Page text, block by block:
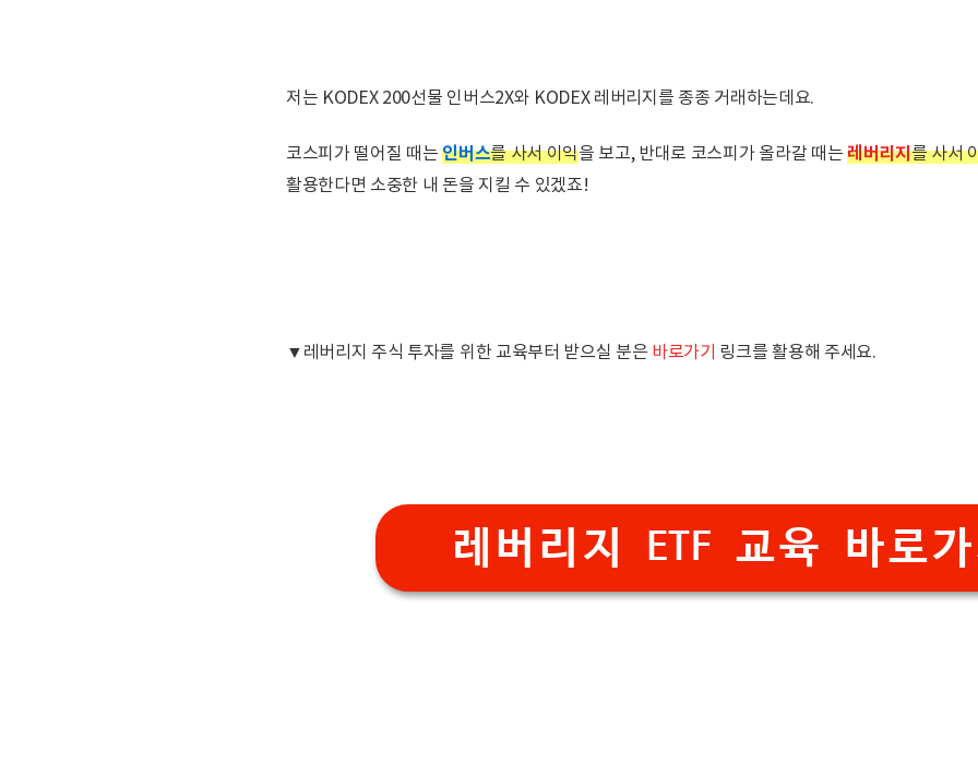
저는 KODEX 200선물 인버스2X와 KODEX 레버리지를 종종 거래하는데요.
코스피가 떨어질 때는인버스를 사서 이익을 보고, 반대로 코스피가 올라갈 때는 레버리지를 사서
활용한다면 소중한 내 돈을 지킬 수 있겠죠!
▼레버리지 주식 투자를 위한 교육부터 받으실 분은 바로가기 링크를 활용해 주세요.
레버리지 ETF 교육 바로